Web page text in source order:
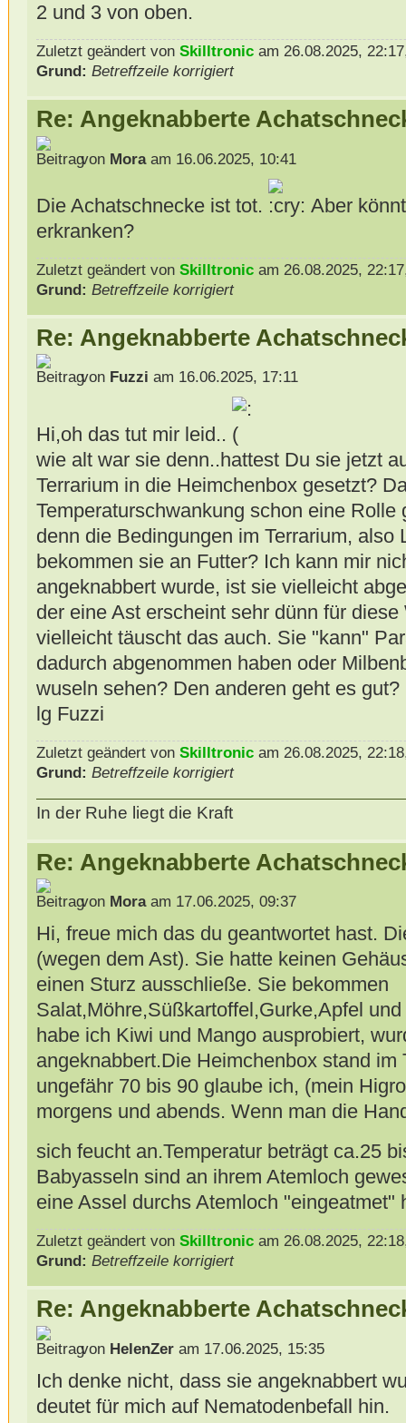
2 und 3 von oben.
Zuletzt geändert von Skilltronicam 26.08.2025,
Grund: Betreffzeile korrigiert
Re: Angeknabberte
von Moraam 16.06.2025, 10:41
Die Achatschnecke ist tot.
Aber
erkranken?
Zuletzt geändert von Skilltronicam 26.08.2025,
Grund: Betreffzeile korrigiert
Re: Angeknabberte
von Fuzzi am 16.06.2025, 17:11
Hi,oh das tut mir leid..
wie alt war sie denn..hattest Du sie jetzt
Terrarium in die Heimchenbox gesetzt?
Temperaturschwankung schon eine
denn die Bedingungen im Terrarium, also
bekommen sie an Futter? Ich kann mir
angeknabbert wurde, ist sie vielleicht
der eine Ast erscheint sehr dünn für
vielleicht täuscht das auch. Sie "kann"
dadurch abgenommen haben oder
wuseln sehen? Den anderen geht es gut?
lg Fuzzi
Zuletzt geändert von Skilltronicam 26.08.2025,
Grund: Betreffzeile korrigiert
In der Ruhe liegt die Kraft
Re: Angeknabberte
von Moraam 17.06.2025, 09:37
Hi, freue mich das du geantwortet hast.
(wegen dem Ast). Sie hatte keinen
einen Sturz ausschließe. Sie bekommen
Salat,Möhre,Süßkartoffel,Gurke,Apfel
habe ich Kiwi und Mango ausprobiert,
angeknabbert.Die Heimchenbox stand im
ungefähr 70 bis 90 glaube ich, (mein
morgens und abends. Wenn man die
sich feucht an.Temperatur beträgt ca.25
Babyasseln sind an ihrem Atemloch
eine Assel durchs Atemloch "eingeatmet"
Zuletzt geändert von Skilltronicam 26.08.2025,
Grund: Betreffzeile korrigiert
Re: Angeknabberte
von HelenZeram 17.06.2025, 15:35
Ich denke nicht, dass sie angeknabbert
deutet für mich auf Nematodenbefall hin.